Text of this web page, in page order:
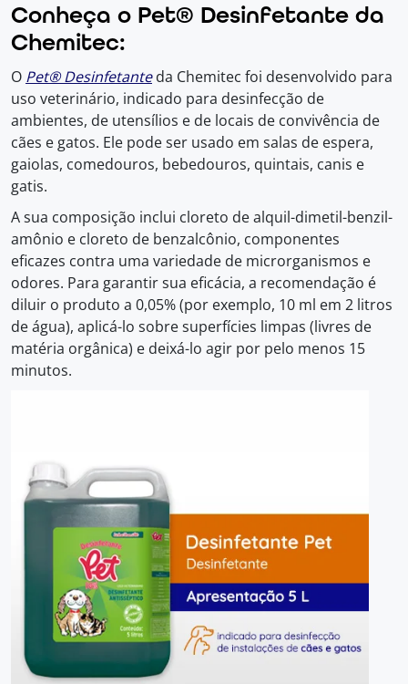
Conheça o Pet® Desinfetante da
Chemitec:
O Pet® Desinfetanteda Chemitec foi desenvolvido para
uso veterinário, indicado para desinfecção de
ambientes, de utensílios e de locais de convivência de
cães e gatos. Ele pode ser usado em salas de espera,
gaiolas, comedouros, bebedouros, quintais, canis e
gatis.
A sua composição inclui cloreto de alquil-dimetil-benzil-
amônio e cloreto de benzalcônio, componentes
eficazes contra uma variedade de microrganismos e
odores. Para garantir sua eficácia, a recomendação é
diluir o produto a 0,05% (por exemplo, 10 ml em 2 litros
de água), aplicá-lo sobre superfícies limpas (livres de
matéria orgânica) e deixá-lo agir por pelo menos 15
minutos.